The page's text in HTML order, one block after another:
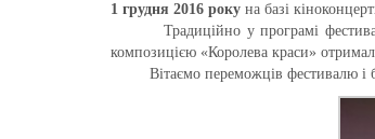
1 грудня 2016 року на базі
Традиційно у програмі фестивалю
композицією «Королева краси»
Вітаємо переможців фестивалю і